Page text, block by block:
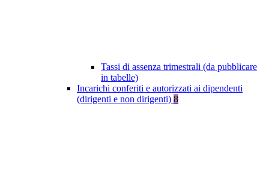
Tassi di assenza trimestrali (da pubblicare
in tabelle)
Incarichi conferiti e autorizzati ai dipendenti
(dirigenti e non dirigenti) 8